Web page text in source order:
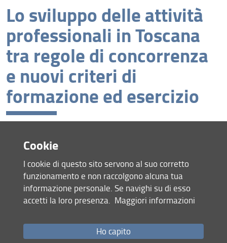
Lo sviluppo delle attività
professionali in Toscana
tra regole di concorrenza
e nuovi criteri di
formazione ed esercizio
Responsabile - Prof. Giuseppe Conte
Ente finanziatore - ECRF
Anno - 2014
Contributo - € 25.000,00
Progetti finanziati
Progetti europei e internazionali
Riviste scientifiche che hanno sede presso il
Dipartimento
Lavora con noi
Borsisti di ricerca
Cookie
I cookie di questo sito servono al suo corretto
funzionamento e non raccolgono alcuna tua
informazione personale. Se navighi su di esso
accetti la loro presenza. Maggiori informazioni
Ho capito